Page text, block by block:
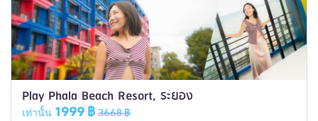
Play Phala Beach Resort, ระยอง
เท่านั้น 1999 ฿ 3668 ฿